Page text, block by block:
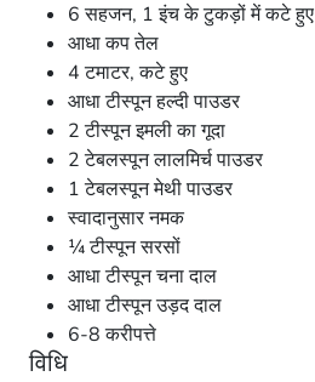
6 सहजन, 1 इंच के टुकड़ों में कटे हुए
आधा कप तेल
4 टमाटर, कटे हुए
आधा टीस्पून हल्दी पाउडर
2 टीस्पून इमली का गूदा
2 टेबलस्पून लालमिर्च पाउडर
1 टेबलस्पून मेथी पाउडर
स्वादानुसार नमक
¼ टीस्पून सरसों
आधा टीस्पून चना दाल
आधा टीस्पून उड़द दाल
6-8 करीपत्ते
विधि